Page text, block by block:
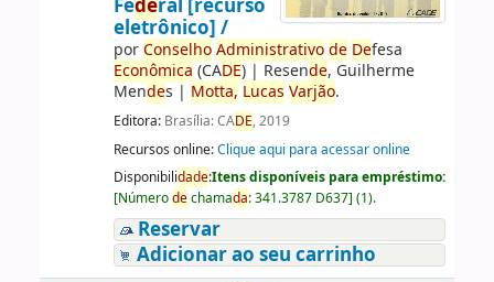
Federal [recurso
eletrônico] /
porConselho Administrativo de Defesa
Econômica (CADE)| Resende, Guilherme
Mendes | Motta, Lucas Varjão.
Editora: Brasília: CADE, 2019
Recursos online:Clique aqui para acessar online
Disponibilidade:Itens disponíveis para empréstimo:
[Númerodechamada:341.3787 D637] (1).
Reservar
Adicionar ao seu carrinho